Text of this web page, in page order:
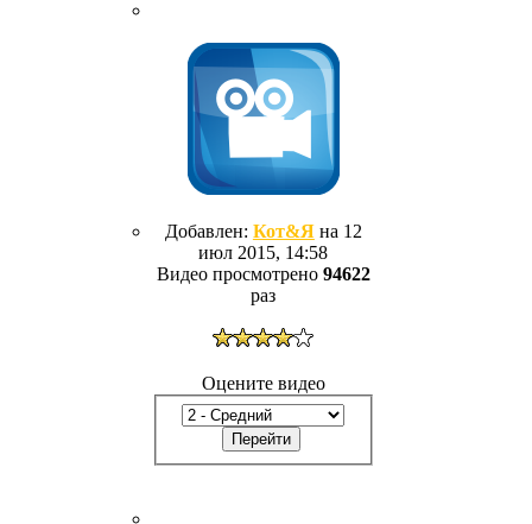
Добавлен: Кот&Яна 12
июл 2015, 14:58
Видео просмотрено 94622
раз
Оцените видео